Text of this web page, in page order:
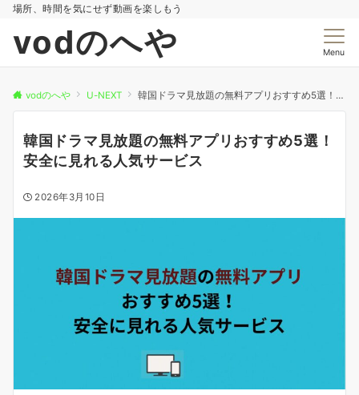
場所、時間を気にせず動画を楽しもう
vodのへや Menu
vodのへや U-NEXT 韓国ドラマ見放題の無料アプリおすすめ5選！安全に見れる人気サービス
韓国ドラマ見放題の無料アプリおすすめ5選！
安全に見れる人気サービス
2026年3月10日